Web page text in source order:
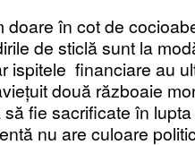
doare în cot de
de sticlă sunt la
ispitele financiare au
două războaie
fie sacrificate în
nu are culoare